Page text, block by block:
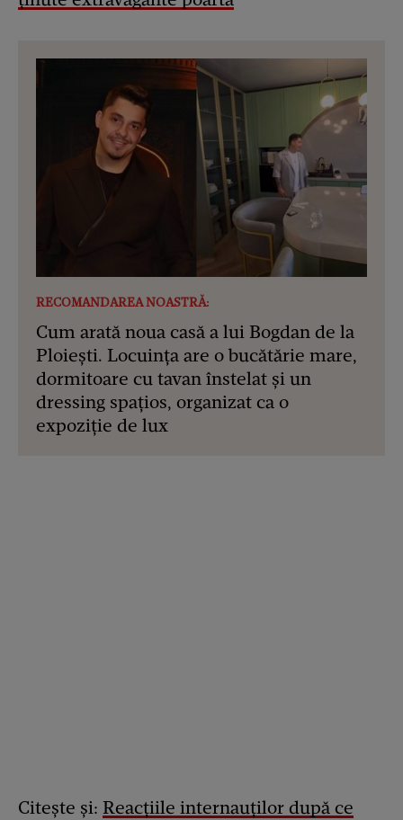
RECOMANDAREA NOASTRĂ:
Cum arată noua casă a lui Bogdan de la
Ploiești. Locuința are o bucătărie mare,
dormitoare cu tavan înstelat și un
dressing spațios, organizat ca o
expoziție de lux
Citește și: Reacțiile internauților după ce